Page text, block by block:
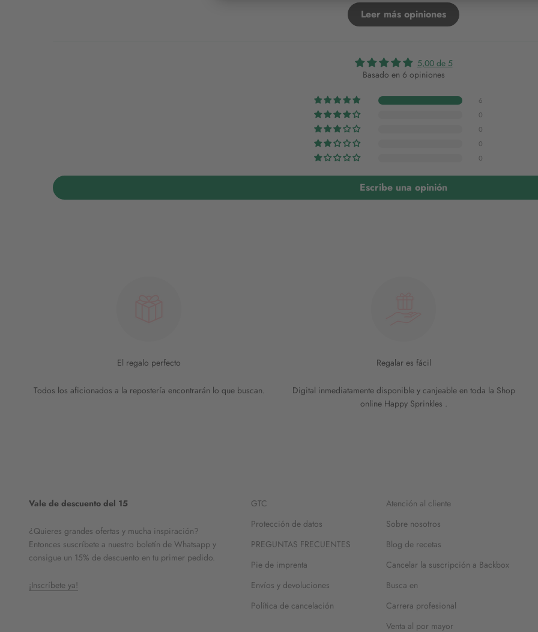
Leer más opiniones
5,00 de 5
Basado en 6 opiniones
6
0
0
0
0
Escribe una opinión
El regalo perfecto
Todos los aficionados a la repostería encontrarán lo que buscan.
Regalar es fácil
Digital inmediatamente disponible y canjeable en toda la Shop
online Happy Sprinkles .
Vale de descuento del 15
¿Quieres grandes ofertas y mucha inspiración?
Entonces suscríbete a nuestro boletín de Whatsapp y
consigue un 15% de descuento en tu primer pedido.
¡Inscríbete ya!
GTC
Protección de datos
PREGUNTAS FRECUENTES
Pie de imprenta
Envíos y devoluciones
Política de cancelación
Atención al cliente
Sobre nosotros
Blog de recetas
Cancelar la suscripción a Backbox
Busca en
Carrera profesional
Venta al por mayor